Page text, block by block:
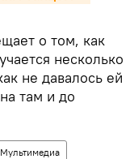
о том, как
несколько
не давалось ей
там и до
Мультимедиа